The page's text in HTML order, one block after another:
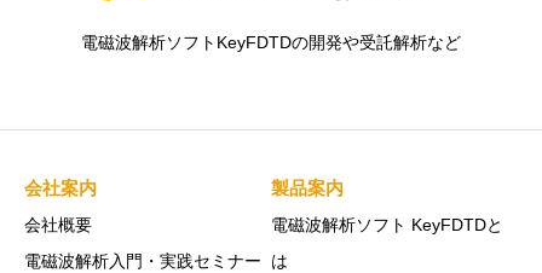
電磁波解析ソフトKeyFDTDの開発や受託解析など
会社案内
会社概要
電磁波解析入門・実践セミナー
製品案内
電磁波解析ソフト KeyFDTDと
は